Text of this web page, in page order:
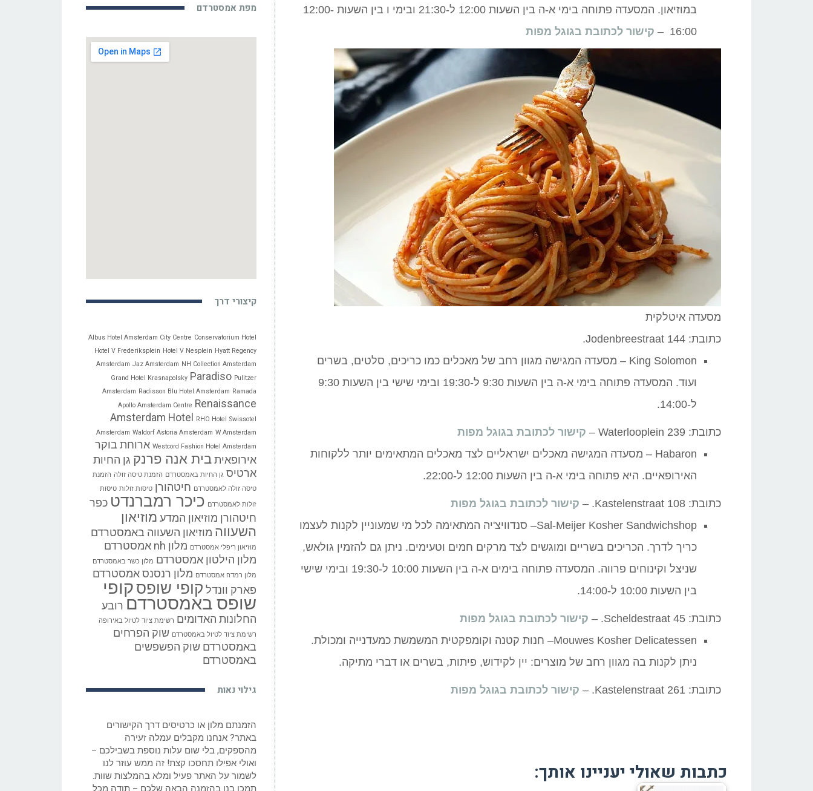
במוזיאון. המסעדה פתוחה בימי א-ה בין השעות 12:00 ל-21:30 ובימי ו בין השעות 12:00-
16:00 –
קישור לכתובת בגוגל מפות
מסעדה איטלקית
כתובת: Jodenbreestraat 144.
King Solomon – מסעדה המגישה מגוון רחב של מאכלים כמו כריכים, סלטים, בשרים
ועוד. המסעדה פתוחה בימי א-ה בין השעות 9:30 ל-19:30 ובימי שישי בין השעות 9:30
ל-14:00.
כתובת: Waterlooplein 239 –
קישור לכתובת בגוגל מפות
Habaron – מסעדה המגישה מאכלים ישראליים לצד מאכלים המתאימים יותר ללקוחות
האירופאיים. היא פתוחה בימי א-ה בין השעות 12:00 ל-22:00.
כתובת: 108 Kastelenstraat. –
קישור לכתובת בגוגל מפות
Sal-Meijer Kosher Sandwichshop– סנדוויצ'יה המתאימה לכל מי שמעוניין לקנות לעצמו
כריך לדרך. הכריכים בשריים ומוגשים לצד מרקים חמים וטעימים. ניתן גם להזמין גולאש,
שניצל וקינוחים פרווה. המסעדה פתוחה בימים א-ה בין השעות 10:00 ל-19:30 ובימי שישי
בין השעות 10:00 ל-14:00.
כתובת: 45 Scheldestraat. –
קישור לכתובת בגוגל מפות
Mouwes Kosher Delicatessen– חנות קטנה וקומפקטית המשמשת כמעדנייה ומכולת.
ניתן לקנות בה מגוון רחב של מוצרים: יין לקידוש, פיתות, בשרים או דברי מתיקה.
כתובת: 261 Kastelenstraat. – קישור לכתובת בגוגל מפות
כתבות שאולי יעניינו אותך:
מפת אמסטרדם
קיצורי דרך
Albus Hotel Amsterdam City Centre Conservatorium Hotel
Hotel V Frederiksplein Hotel V Nesplein Hyatt Regency
Amsterdam Jaz Amsterdam NH Collection Amsterdam
Grand Hotel Krasnapolsky Paradiso Pulitzer
Amsterdam Radisson Blu Hotel Amsterdam Ramada
Apollo Amsterdam Centre Renaissance
Amsterdam Hotel
RHO Hotel Swissotel
Amsterdam Waldorf Astoria Amsterdam W Amsterdam
Westcord Fashion Hotel Amsterdam ארוחת בוקר
אירופאית בית אנה פרנק גן החיות
ארטיס גן החיות באמסטרדם הזמנת טיסה זולה הזמנת
טיסה זולה לאמסטרדם חיטהורן טיסות זולות טיסות
זולות לאמסטרדם כיכר רמברנדט כפר
חיטהורן מוזיאון המדע מוזיאון
השעווה מוזיאון השעווה באמסטרדם
מוזיאון ריפלי אמסטרדם מלון nh אמסטרדם
מלון הילטון אמסטרדם מלון כשר באמסטרדם
מלון רמדה אמסטרדם מלון רנסנס אמסטרדם
פארק וונדל קופי שופסקופי
שופס באמסטרדם רובע
החלונות האדומים רשימת ציוד לטיול באירופה
רשימת ציוד לטיול באמסטרדם שוק הפרחים
באמסטרדם שוק הפשפשים
באמסטרדם
גילוי נאות
הזמנתם מלון או כרטיסים דרך הקישורים
באתר? אנחנו מקבלים עמלה זעירה
מהספקים, בלי שום עלות נוספת בשבילכם –
ואולי אפילו תחסכו קצת! זה ממש עוזר לנו
לשמור על האתר פעיל ומלא בהמלצות שוות.
תמכו בנו בהזמנה הבאה שלכם – תודה מכל